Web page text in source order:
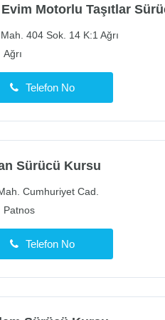
Motorlu Taşıtlar
404 Sok. 14 K:1 Ağrı
Ağrı
Telefon No
Sürücü Kursu
Cumhuriyet Cad.
Patnos
Telefon No